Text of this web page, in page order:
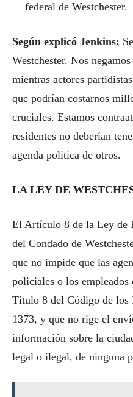
federal de Westchester.
Según explicó Jenkins:
Westchester. Nos
mientras actores
que podrían costarnos
cruciales. Estamos
residentes no deberían
agenda política de otros.
LA LEY DE
El Artículo 8 de la Ley de
del Condado de
que no impide que las
policiales o los
Título 8 del Código de los
1373, y que no rige el
información sobre la
legal o ilegal, de ninguna